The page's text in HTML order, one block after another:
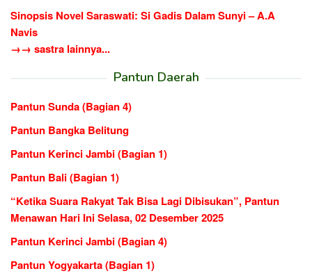
Sinopsis Novel Saraswati: Si Gadis Dalam Sunyi – A.A
Navis
→→ sastra lainnya...
Pantun Daerah
Pantun Sunda (Bagian 4)
Pantun Bangka Belitung
Pantun Kerinci Jambi (Bagian 1)
Pantun Bali (Bagian 1)
“Ketika Suara Rakyat Tak Bisa Lagi Dibisukan”, Pantun
Menawan Hari Ini Selasa, 02 Desember 2025
Pantun Kerinci Jambi (Bagian 4)
Pantun Yogyakarta (Bagian 1)